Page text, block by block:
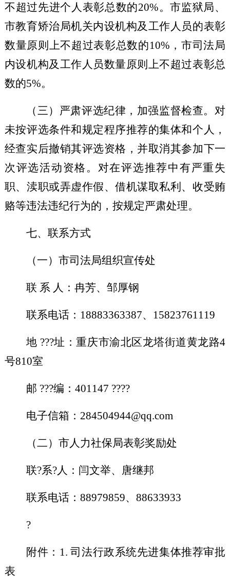
不超过先进个人表彰总数的20%。市监狱局、
市教育矫治局机关内设机构及工作人员的表彰
数量原则上不超过表彰总数的10% ，市司法局
内设机构及工作人员数量原则上不超过表彰总
数的5%。
（三）严肃评选纪律，加强监督检查。对
未按评选条件和规定程序推荐的集体和个人，
经查实后撤销其评选资格，并取消其参加下一
次评选活动资格。对在评选推荐中有严重失
职、渎职或弄虚作假、借机谋取私利、收受贿
赂等违法违纪行为的，按规定严肃处理。
七、联系方式
（一）市司法局组织宣传处
联 系 人： 冉芳、邹厚钢
联系电话： 18883363387、 15823761119
地 ???址：重庆市渝北区龙塔街道黄龙路4
号810室
邮 ???编： 401147 ????
电子信箱： 284504944@qq.com
（二） 市人力社保局表彰奖励处
联?系?人：闫文举、唐继邦
联系电话： 88979859、 88633933
?
附件： 1 .司法行政系统先进集体推荐审批
表